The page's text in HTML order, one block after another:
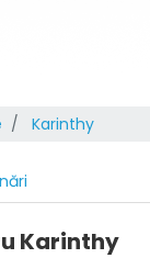
Karinthy
Karinthy